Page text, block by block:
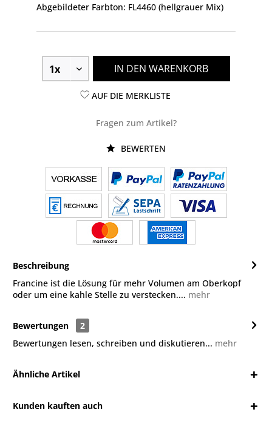
Abgebildeter Farbton: FL4460 (hellgrauer Mix)
IN DEN WARENKORB
AUF DIE MERKLISTE
Fragen zum Artikel?
BEWERTEN
Beschreibung
Francine ist die Lösung für mehr Volumen am Oberkopf
oder um eine kahle Stelle zu verstecken.... mehr
Bewertungen
2
Bewertungen lesen, schreiben und diskutieren... mehr
Ähnliche Artikel
Kunden kauften auch